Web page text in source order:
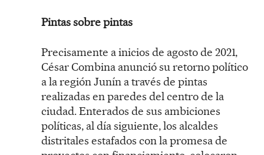
Pintas sobre pintas
Precisamente a inicios de agosto de 2021,
César Combina anunció su retorno político
a la región Junín a través de pintas
realizadas en paredes del centro de la
ciudad. Enterados de sus ambiciones
políticas, al día siguiente, los alcaldes
distritales estafados con la promesa de